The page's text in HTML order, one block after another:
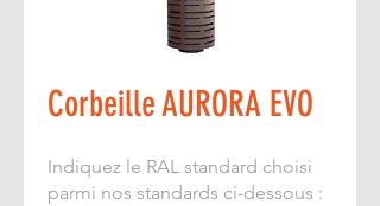
Corbeille AURORA EVO
Indiquez le RAL standard choisi
parmi nos standards ci-dessous :